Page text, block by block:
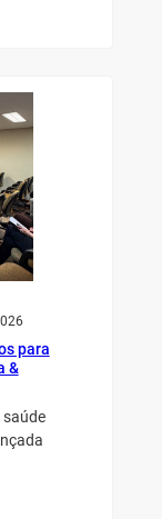
para
&